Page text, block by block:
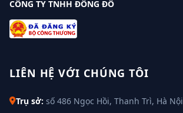
CÔNG TY TNHH ĐÔNG ĐÔ
LIÊN HỆ VỚI CHÚNG TÔI
Trụ sở: số 486 Ngọc Hồi, Thanh Trì, Hà Nội